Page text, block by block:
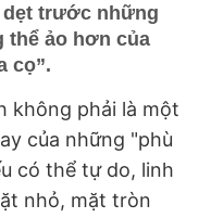
dẹt trước những
thể ảo hơn của
cọ”.
không phải là một
của những "phù
có thể tự do, linh
nhỏ, mặt tròn